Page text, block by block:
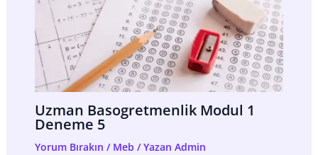
Uzman Basogretmenlik Modul 1
Deneme 5
Yorum Bırakın / Meb / Yazan Admin